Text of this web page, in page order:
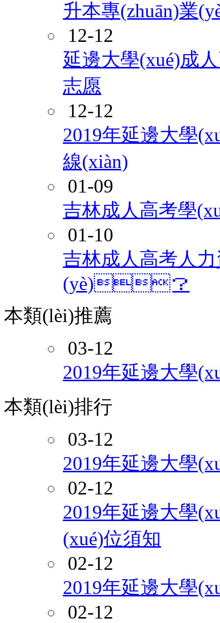
升本專(zhuān)業
12-12
延邊大學(xué)成
志愿
12-12
2019年延邊大學
線(xiàn)
01-09
吉林成人高考學
01-10
吉林成人高考人
(yè)？
本類(lèi)推薦
03-12
2019年延邊大學
本類(lèi)排行
03-12
2019年延邊大學
02-12
2019年延邊大學
(xué)位須知
02-12
2019年延邊大學
02-12